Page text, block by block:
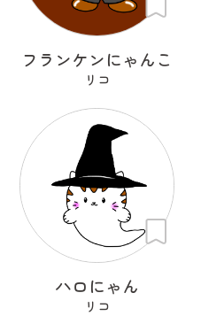
フランケンにゃんこ
リコ
ハロにゃん
リコ